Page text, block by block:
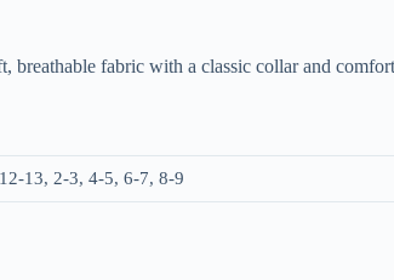
fabric with a classic collar and
13, 2-3, 4-5, 6-7, 8-9